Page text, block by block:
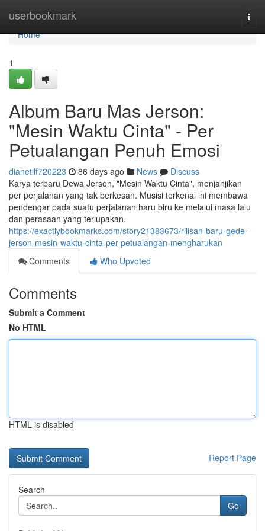
userbookmark
Home
Home
1
Album Baru Mas Jerson:
"Mesin Waktu Cinta" - Per
Petualangan Penuh Emosi
dianetilf720223 86 days ago News
Discuss
Karya terbaru Dewa Jerson, "Mesin Waktu Cinta", menjanjikan
per perjalanan yang tak berkesan. Musisi terkenal ini membawa
pendengar pada suatu perjalanan haru biru ke melalui masa lalu
dan perasaan yang terlupakan.
https://exactlybookmarks.com/story21383673/rilisan-baru-gede-
jerson-mesin-waktu-cinta-per-petualangan-mengharukan
Comments
Who Upvoted
Comments
Submit a Comment
No HTML
HTML is disabled
Report Page
Search
Go